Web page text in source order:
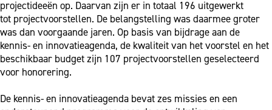
projectideeën op. Daarvan zijn er in totaal 196 uitgewerkt
tot projectvoorstellen. De belangstelling was daarmee groter
was dan voorgaande jaren. Op basis van bijdrage aan de
kennis- en innovatieagenda, de kwaliteit van het voorstel en het
beschikbaar budget zijn 107 projectvoorstellen geselecteerd
voor honorering.
De kennis- en innovatieagenda bevat zes missies en een